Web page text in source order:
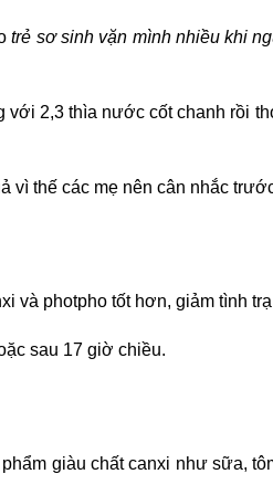
trẻ sơ sinh vặn mình nhiều khi
với 2,3 thìa nước cốt chanh rồi
vì thế các mẹ nên cân nhắc
và photpho tốt hơn, giảm tình
sau 17 giờ chiều.
giàu chất canxi như sữa,